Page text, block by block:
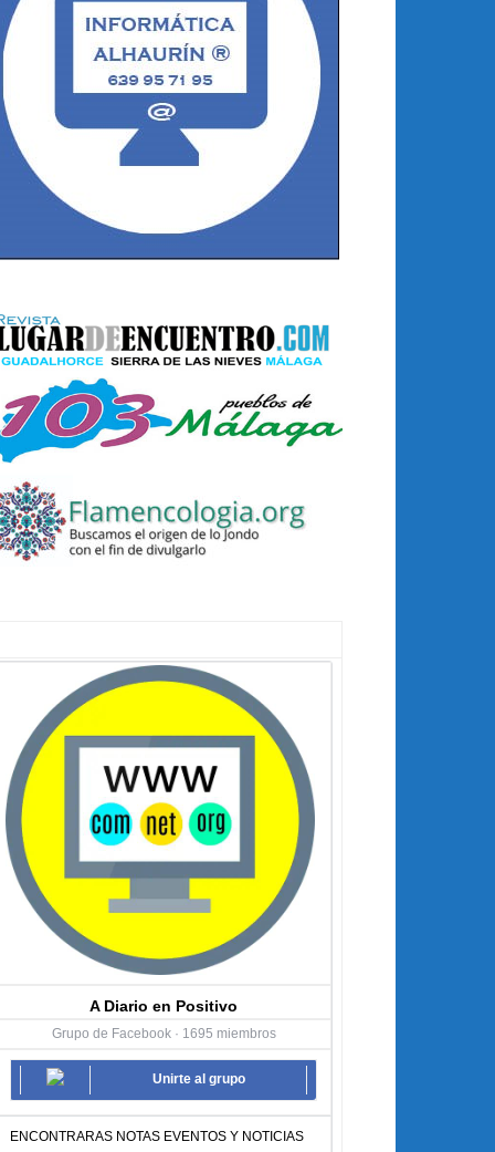
A Diario en Positivo
Grupo de Facebook · 1695 miembros
Unirte al grupo
ENCONTRARAS NOTAS EVENTOS Y NOTICIAS